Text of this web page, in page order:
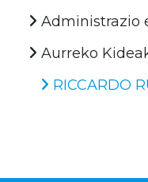
Administrazio
Aurreko
RICCARDO